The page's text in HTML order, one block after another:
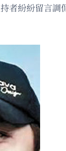
者紛紛留言